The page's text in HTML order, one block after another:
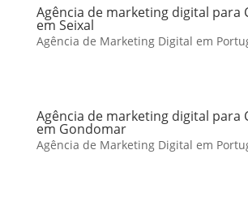
Agência de marketing digital para
em Seixal
Agência de Marketing Digital em
Agência de marketing digital para
em Gondomar
Agência de Marketing Digital em